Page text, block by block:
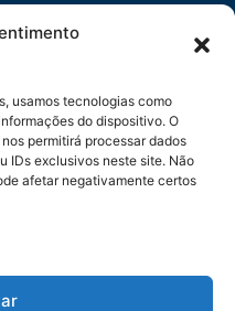
usamos tecnologias como
do dispositivo. O
permitirá processar dados
IDs exclusivos neste site. Não
afetar negativamente certos
EPR - Todos Os Direitos